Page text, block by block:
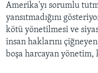
Amerika'yı sorumlu
yansıtmadığını
kötü yönetilmesi ve
insan haklarını
boşa harcayan